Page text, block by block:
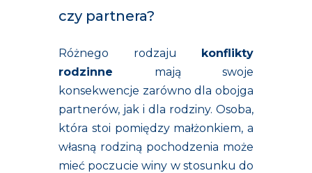
czy partnera?
Różnego rodzaju konflikty
rodzinne mają swoje
konsekwencje zarówno dla obojga
partnerów, jak i dla rodziny. Osoba,
która stoi pomiędzy małżonkiem, a
własną rodziną pochodzenia może
mieć poczucie winy w stosunku do